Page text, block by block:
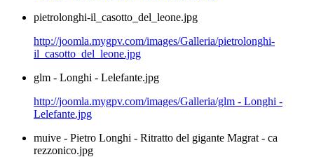
pietrolonghi-il_casotto_del_leone.jpg
http://joomla.mygpv.com/images/Galleria/pietrolonghi-
il_casotto_del_leone.jpg
glm - Longhi - Lelefante.jpg
http://joomla.mygpv.com/images/Galleria/glm - Longhi -
Lelefante.jpg
muive - Pietro Longhi - Ritratto del gigante Magrat - ca
rezzonico.jpg